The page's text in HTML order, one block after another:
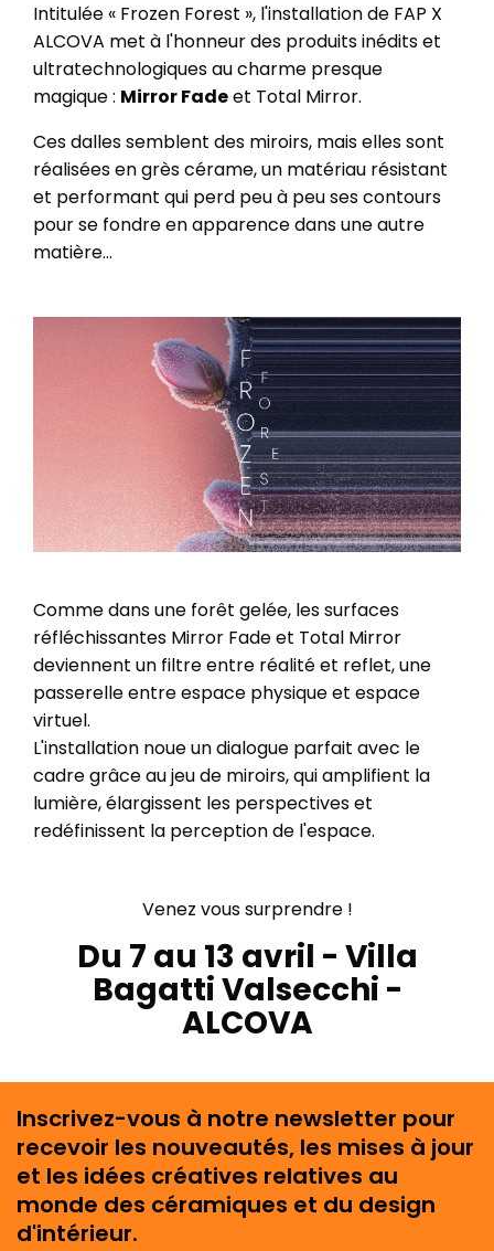
Intitulée « Frozen Forest », l'installation de FAP X
ALCOVA met à l'honneur des produits inédits et
ultratechnologiques au charme presque
magique : Mirror Fadeet Total Mirror.
Ces dalles semblent des miroirs, mais elles sont
réalisées en grès cérame, un matériau résistant
et performant qui perd peu à peu ses contours
pour se fondre en apparence dans une autre
matière...
Comme dans une forêt gelée, les surfaces
réfléchissantes Mirror Fade et Total Mirror
deviennent un filtre entre réalité et reflet, une
passerelle entre espace physique et espace
virtuel.
L'installation noue un dialogue parfait avec le
cadre grâce au jeu de miroirs, qui amplifient la
lumière, élargissent les perspectives et
redéfinissent la perception de l'espace.
Venez vous surprendre !
Du 7 au 13 avril - Villa
Bagatti Valsecchi -
ALCOVA
Inscrivez-vous à notre newsletter pour
recevoir les nouveautés, les mises à jour
et les idées créatives relatives au
monde des céramiques et du design
d'intérieur.